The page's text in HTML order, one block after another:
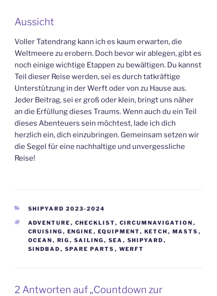
Aussicht
Voller Tatendrang kann ich es kaum erwarten, die
Weltmeere zu erobern. Doch bevor wir ablegen, gibt es
noch einige wichtige Etappen zu bewältigen. Du kannst
Teil dieser Reise werden, sei es durch tatkräftige
Unterstützung in der Werft oder von zu Hause aus.
Jeder Beitrag, sei er groß oder klein, bringt uns näher
an die Erfüllung dieses Traums. Wenn auch du ein Teil
dieses Abenteuers sein möchtest, lade ich dich
herzlich ein, dich einzubringen. Gemeinsam setzen wir
die Segel für eine nachhaltige und unvergessliche
Reise!
KATEGORIEN
SHIPYARD 2023-2024
SCHLAGWÖRTER
ADVENTURE , CHECKLIST, CIRCUMNAVIGATION ,
CRUISING , ENGINE , EQUIPMENT, KETCH , MASTS ,
OCEAN , RIG , SAILING , SEA , SHIPYARD ,
SINDBAD , SPARE PARTS , WERFT
2 Antworten auf „Countdown zur